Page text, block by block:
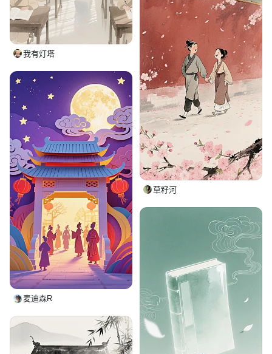
我有灯塔
草籽河
麦迪森R